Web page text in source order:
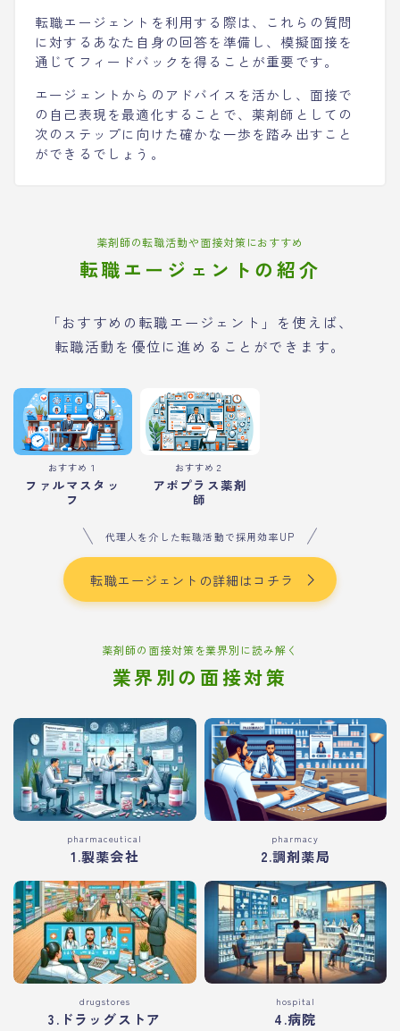
転職エージェントを利用する際は、これらの質問
に対するあなた自身の回答を準備し、模擬面接を
通じてフィードバックを得ることが重要です。
エージェントからのアドバイスを活かし、面接で
の自己表現を最適化することで、薬剤師としての
次のステップに向けた確かな一歩を踏み出すこと
ができるでしょう。
薬剤師の転職活動や面接対策におすすめ
転職エージェントの紹介
「おすすめの転職エージェント」を使えば、
転職活動を優位に進めることができます。
おすすめ１
ファルマスタッ
フ
おすすめ２
アポプラス薬剤
師
代理人を介した転職活動で採用効率UP
転職エージェントの詳細はコチラ
薬剤師の面接対策を業界別に読み解く
業界別の面接対策
pharmaceutical
1.製薬会社
pharmacy
2.調剤薬局
drugstores
3.ドラッグストア
hospital
4.病院